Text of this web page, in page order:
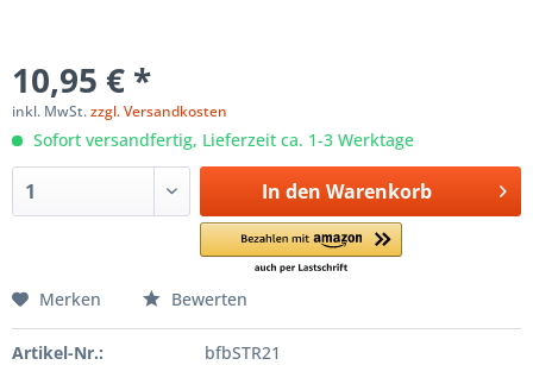
10,95 € *
inkl. MwSt.zzgl. Versandkosten
Sofort versandfertig, Lieferzeit ca. 1-3 Werktage
In den Warenkorb
Merken Bewerten
Artikel-Nr.: bfbSTR21